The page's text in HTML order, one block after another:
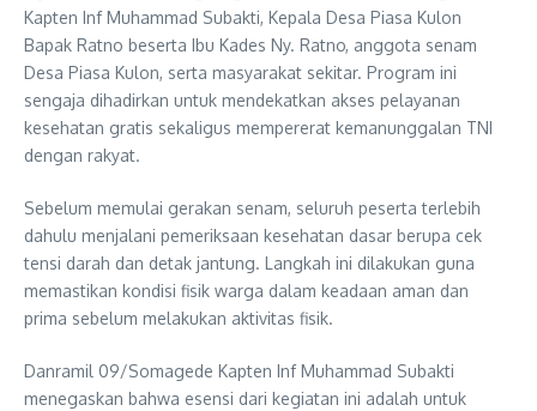
Kapten Inf Muhammad Subakti, Kepala Desa Piasa Kulon
Bapak Ratno beserta Ibu Kades Ny. Ratno, anggota senam
Desa Piasa Kulon, serta masyarakat sekitar. Program ini
sengaja dihadirkan untuk mendekatkan akses pelayanan
kesehatan gratis sekaligus mempererat kemanunggalan TNI
dengan rakyat.
Sebelum memulai gerakan senam, seluruh peserta terlebih
dahulu menjalani pemeriksaan kesehatan dasar berupa cek
tensi darah dan detak jantung. Langkah ini dilakukan guna
memastikan kondisi fisik warga dalam keadaan aman dan
prima sebelum melakukan aktivitas fisik.
Danramil 09/Somagede Kapten Inf Muhammad Subakti
menegaskan bahwa esensi dari kegiatan ini adalah untuk